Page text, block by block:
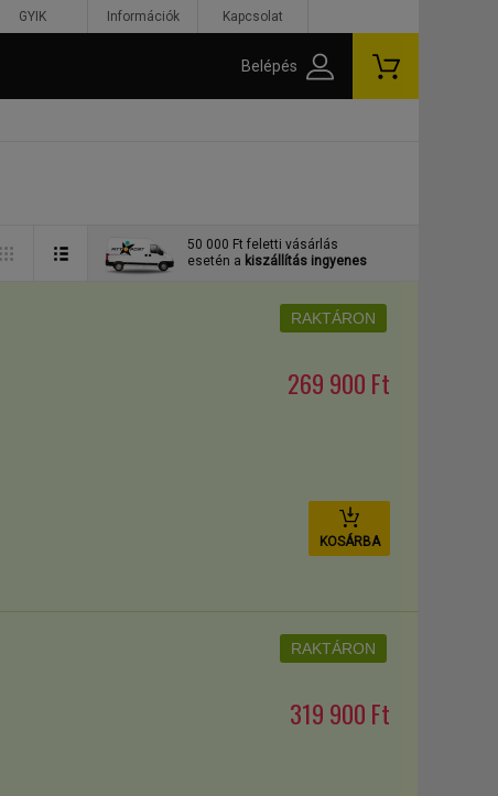
50 000 Ft feletti vásárlás
esetén a kiszállítás ingyenes
269 900 Ft
KOSÁRBA
RAKTÁRON
319 900 Ft
RAKTÁRON
GYIK Információk Kapcsolat
Belépés